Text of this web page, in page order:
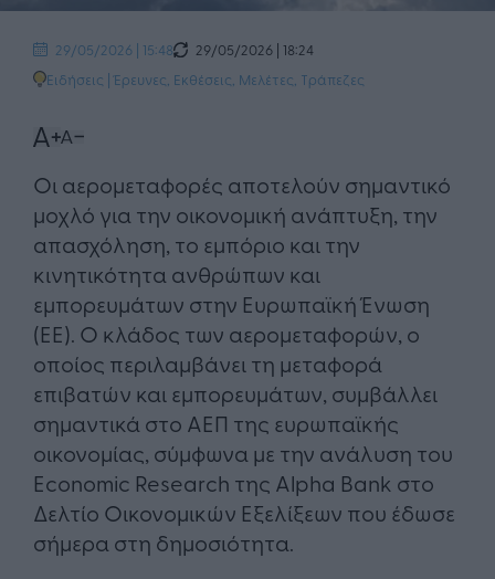
29/05/2026 | 15:48
29/05/2026 | 18:24
Ειδήσεις |Έρευνες, Εκθέσεις, Μελέτες Τράπεζες
Οι αερομεταφορές αποτελούν σημαντικό
μοχλό για την οικονομική ανάπτυξη, την
απασχόληση, το εμπόριο και την
κινητικότητα ανθρώπων και
εμπορευμάτων στην Ευρωπαϊκή Ένωση
(ΕΕ). Ο κλάδος των αερομεταφορών, ο
οποίος περιλαμβάνει τη μεταφορά
επιβατών και εμπορευμάτων, συμβάλλει
σημαντικά στο ΑΕΠ της ευρωπαϊκής
οικονομίας, σύμφωνα με την ανάλυση του
Economic Research της Alpha Bank στο
Δελτίο Οικονομικών Εξελίξεων που έδωσε
σήμερα στη δημοσιότητα.